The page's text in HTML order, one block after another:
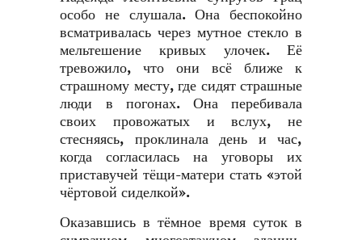
особо не слушала. Она беспокойно
всматривалась через мутное стекло в
мельтешение кривых улочек. Её
тревожило, что они всё ближе к
страшному месту, где сидят страшные
люди в погонах. Она перебивала
своих провожатых и вслух, не
стесняясь, проклинала день и час,
когда согласилась на уговоры их
приставучей тёщи-матери стать «этой
чёртовой сиделкой».
Оказавшись в тёмное время суток в